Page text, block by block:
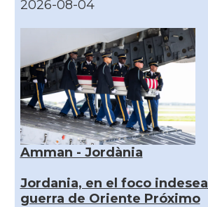
2026-08-04
Amman - Jordània
Jordania, en el foco
guerra de Oriente Próximo